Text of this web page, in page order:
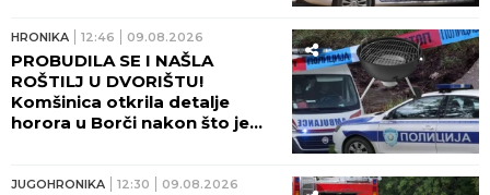
HRONIKA 12:46 09.08.2026
PROBUDILA SE I NAŠLA
ROŠTILJ U DVORIŠTU!
Komšinica otkrila detalje
horora u Borči nakon što je
JUGOHRONIKA 12:30 09.08.2026